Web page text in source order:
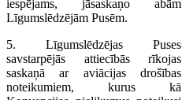
iespējams, jāsaskaņo abām
Līgumslēdzējām Pusēm.
5. Līgumslēdzējas Puses
savstarpējās attiecībās rīkojas
saskaņā ar aviācijas drošības
noteikumiem, kurus kā